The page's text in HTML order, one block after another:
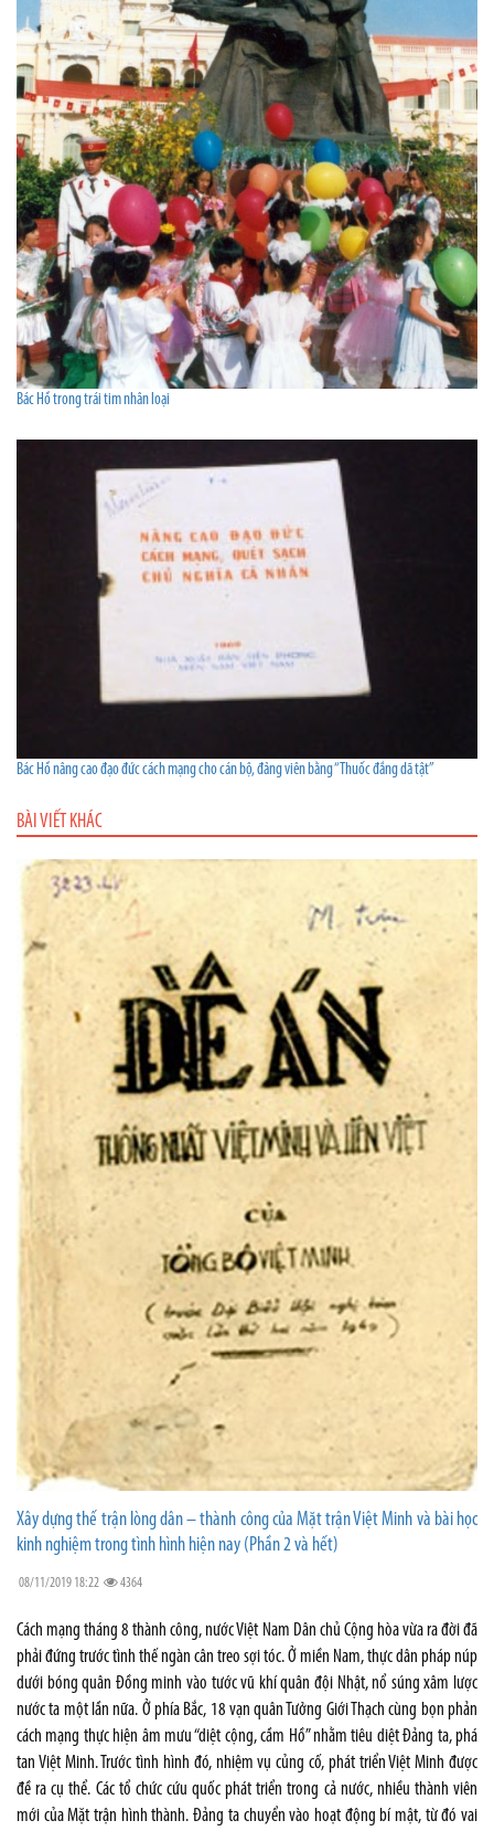
Bác Hồ trong trái tim nhân loại
Bác Hồ nâng cao đạo đức cách mạng cho cán bộ, đảng viên bằng “Thuốc đắng dã tật”
BÀI VIẾT KHÁC
Xây dựng thế trận lòng dân – thành công của Mặt trận Việt Minh và bài học
kinh nghiệm trong tình hình hiện nay (Phần 2 và hết)
08/11/2019 18:22 4364
Cách mạng tháng 8 thành công, nước Việt Nam Dân chủ Cộng hòa vừa ra đời đã
phải đứng trước tình thế ngàn cân treo sợi tóc. Ở miền Nam, thực dân pháp núp
dưới bóng quân Đồng minh vào tước vũ khí quân đội Nhật, nổ súng xâm lược
nước ta một lần nữa. Ở phía Bắc, 18 vạn quân Tưởng Giới Thạch cùng bọn phản
cách mạng thực hiện âm mưu “diệt cộng, cầm Hồ” nhằm tiêu diệt Đảng ta, phá
tan Việt Minh. Trước tình hình đó, nhiệm vụ củng cố, phát triển Việt Minh được
đề ra cụ thể. Các tổ chức cứu quốc phát triển trong cả nước, nhiều thành viên
mới của Mặt trận hình thành. Đảng ta chuyển vào hoạt động bí mật, từ đó vai